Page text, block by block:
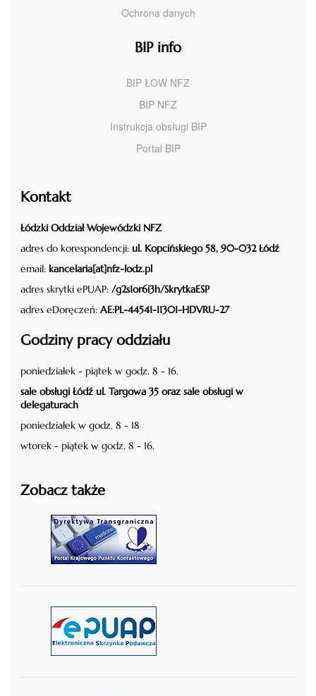
Ochrona danych
BIP info
BIP ŁOW NFZ
BIP NFZ
Instrukcja obsługi BIP
Portal BIP
Kontakt
Łódzki Oddział Wojewódzki NFZ
adres do korespondencji: ul. Kopcińskiego 58, 90-032 Łódź
email: kancelaria[at]nfz-lodz.pl
adres skrytki ePUAP: /g2s1or6i3h/SkrytkaESP
adres eDoręczeń: AE:PL-44541-11301-HDVRU-27
Godziny pracy oddziału
poniedziałek - piątek w godz. 8 - 16.
sale obsługi Łódź ul. Targowa 35 oraz sale obsługi w
delegaturach
poniedziałek w godz. 8 - 18
wtorek - piątek w godz. 8 - 16.
Zobacz także
czytaj więcej
czytaj więcej